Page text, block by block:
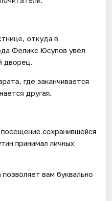
откуда в
Феликс Юсупов увёл
дворец.
где заканчивается
другая.
сохранившейся
принимал личных
вам буквально